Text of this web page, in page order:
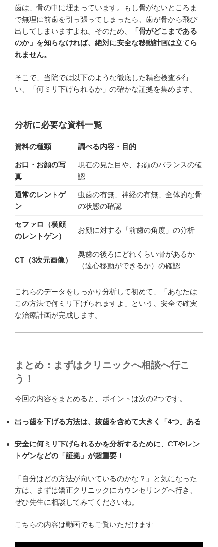
歯は、骨の中に埋まっています。もし骨がないところま
で無理に前歯を引っ張ってしまったら、歯が骨から飛び
出してしまいますよね。そのため、
「骨がどこまである
のか」を知らなければ、絶対に安全な移動計画は立てら
れません。
そこで、当院では以下のような徹底した精密検査を行
い、「何ミリ下げられるか」の確かな証拠を集めます。
分析に必要な資料一覧
資料の種類 調べる内容・目的
お口・お顔の写
真
現在の見た目や、お顔のバランスの確
認
通常のレントゲ
ン
虫歯の有無、神経の有無、全体的な骨
の状態の確認
セファロ（横顔
のレントゲン）
お顔に対する「前歯の角度」の分析
CT（3次元画像）
奥歯の後ろにどれくらい骨があるか
（遠心移動ができるか）の確認
これらのデータをしっかり分析して初めて、「あなたは
この方法で何ミリ下げられますよ」という、安全で確実
な治療計画が完成します。
まとめ：まずはクリニックへ相談へ行こ
う！
今回の内容をまとめると、ポイントは次の2つです。
出っ歯を下げる方法は、抜歯を含めて大きく「4つ」ある
安全に何ミリ下げられるかを分析するために、CTやレン
トゲンなどの「証拠」が超重要！
「自分はどの方法が向いているのかな？」と気になった
方は、まずは矯正クリニックにカウンセリングへ行き、
ぜひ先生に相談してみてくださいね。
こちらの内容は動画でもご覧いただけます